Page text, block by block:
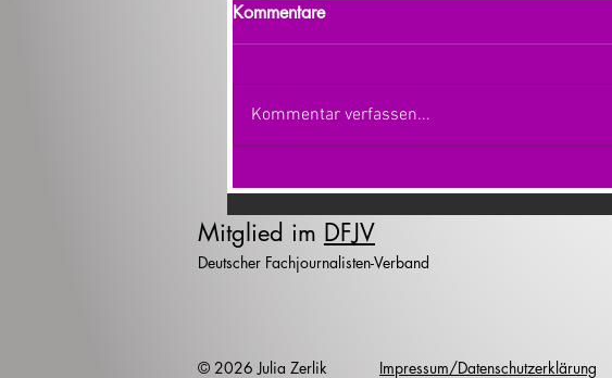
Kommentare
Kommentar verfassen...
Mitglied im DFJV
Deutscher Fachjournalisten-Verband
© 2026 Julia Zerlik Impressum/Datenschutzerklärung